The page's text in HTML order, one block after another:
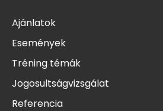
Ajánlatok
Események
Tréning témák
Jogosultságvizsgálat
Referencia